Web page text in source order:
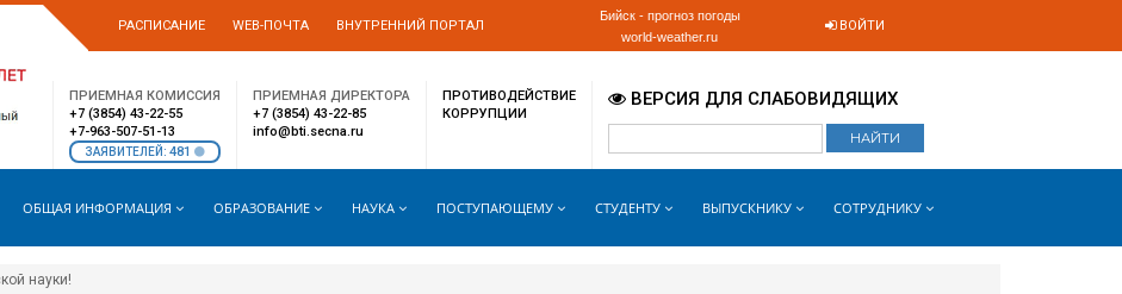
РАСПИСАНИЕ WEB-ПОЧТА ВНУТРЕННИЙ ПОРТАЛ
Бийск - прогноз погоды
world-weather.ru
ВОЙТИ
ПРИЕМНАЯ КОМИССИЯ
+7 (3854) 43-22-55
+7-963-507-51-13
ЗАЯВИТЕЛЕЙ: 481
ПРИЕМНАЯ ДИРЕКТОРА
+7 (3854) 43-22-85
info@bti.secna.ru
ПРОТИВОДЕЙСТВИЕ
КОРРУПЦИИ
ВЕРСИЯ ДЛЯ СЛАБОВИДЯЩИХ
ОБЩАЯ ИНФОРМАЦИЯ ОБРАЗОВАНИЕ НАУКА ПОСТУПАЮЩЕМУ СТУДЕНТУ ВЫПУСКНИКУ СОТРУДНИКУ
науки!